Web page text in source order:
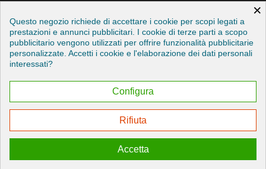
Categorie
Informazioni
×
Questo negozio richiede di accettare i cookie per scopi legati a
prestazioni e annunci pubblicitari. I cookie di terze parti a scopo
pubblicitario vengono utilizzati per offrire funzionalità pubblicitarie
personalizzate. Accetti i cookie e l'elaborazione dei dati personali
interessati?
Configura
Rifiuta
Accetta